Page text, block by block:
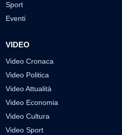
Sport
Eventi
VIDEO
Video Cronaca
Video Politica
Video Attualità
Video Economia
Video Cultura
Video Sport